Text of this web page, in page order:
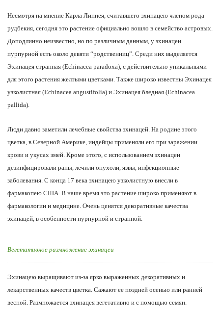
Несмотря на мнение Карла Линнея, считавшего эхинацею членом рода
рудбекия, сегодня это растение официально вошло в семейство астровых.
Доподлинно неизвестно, но по различным данным, у эхинацеи
пурпурной есть около девяти “родственниц”. Среди них выделяется
Эхинацея странная (Echinacea paradoxa), с действительно уникальными
для этого растения желтыми цветками. Также широко известны Эхинацея
узколистная (Echinacea angustifolia) и Эхинацея бледная (Echinacea
pallida).
Люди давно заметили лечебные свойства эхинацей. На родине этого
цветка, в Северной Америке, индейцы применяли его при заражении
крови и укусах змей. Кроме этого, с использованием эхинацеи
дезинфицировали раны, лечили опухоли, язвы, инфекционные
заболевания. С конца 17 века эхинацею узколистную внесли в
фармакопею США. В наше время это растение широко применяют в
фармакологии и медицине. Очень ценятся декоративные качества
эхинацей, в особенности пурпурной и странной.
Вегетативное размножение эхинацеи
Эхинацею выращивают из-за ярко выраженных декоративных и
лекарственных качеств цветка. Сажают ее поздней осенью или ранней
весной. Размножается эхинацея вегетативно и с помощью семян.